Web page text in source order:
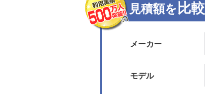
見積額を 比較
メーカー
モデル